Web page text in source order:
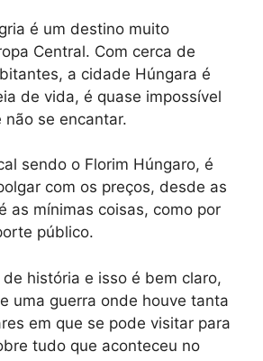
é um destino muito
Central. Com cerca de
a cidade Húngara é
de vida, é quase impossível
se encantar.
sendo o Florim Húngaro, é
com os preços, desde as
as mínimas coisas, como por
público.
história e isso é bem claro,
uma guerra onde houve tanta
em que se pode visitar para
tudo que aconteceu no